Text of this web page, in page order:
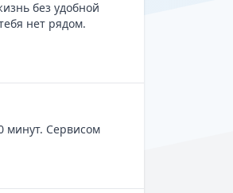
без удобной
нет рядом.
минут. Сервисом